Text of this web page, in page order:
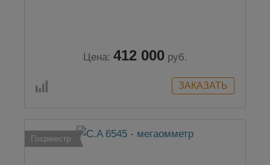
Цена: 412 000 руб.
Госреестр